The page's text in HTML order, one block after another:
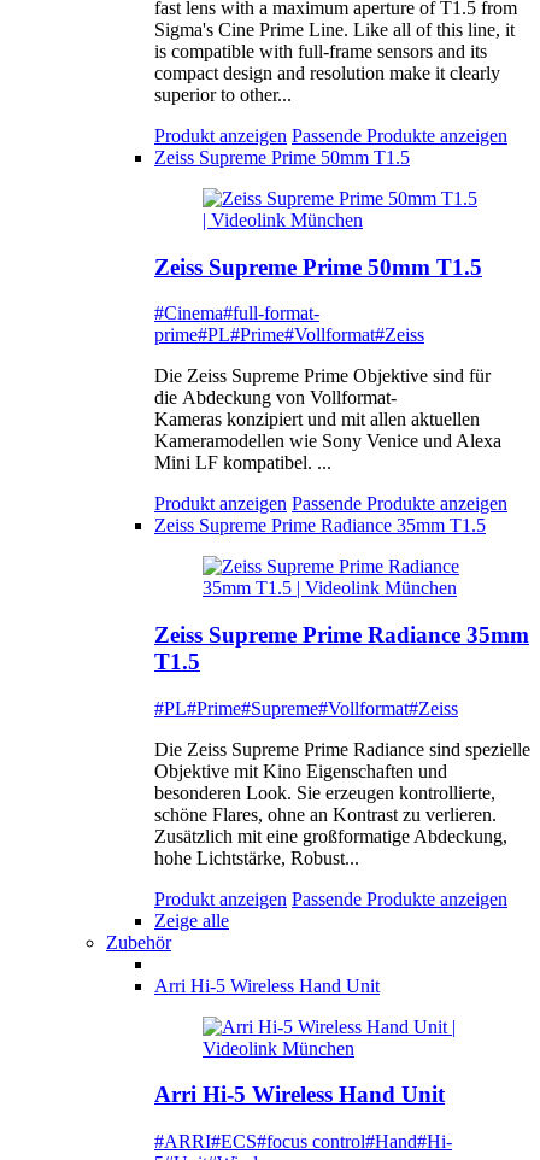
fast lens with a maximum aperture of T1.5 from
Sigma's Cine Prime Line. Like all of this line, it
is compatible with full-frame sensors and its
compact design and resolution make it clearly
superior to other...
Produkt anzeigen Passende Produkte anzeigen
Zeiss Supreme Prime 50mm T1.5
Zeiss Supreme Prime 50mm T1.5
#Cinema#full-format-
prime#PL#Prime#Vollformat#Zeiss
Die Zeiss Supreme Prime Objektive sind für
die Abdeckung von Vollformat-
Kameras konzipiert und mit allen aktuellen
Kameramodellen wie Sony Venice und Alexa
Mini LF kompatibel. ...
Produkt anzeigen Passende Produkte anzeigen
Zeiss Supreme Prime Radiance 35mm T1.5
Zeiss Supreme Prime Radiance 35mm
T1.5
#PL#Prime#Supreme#Vollformat#Zeiss
Die Zeiss Supreme Prime Radiance sind spezielle
Objektive mit Kino Eigenschaften und
besonderen Look. Sie erzeugen kontrollierte,
schöne Flares, ohne an Kontrast zu verlieren.
Zusätzlich mit eine großformatige Abdeckung,
hohe Lichtstärke, Robust...
Produkt anzeigen Passende Produkte anzeigen
Zeige alle
Zubehör
Arri Hi-5 Wireless Hand Unit
Arri Hi-5 Wireless Hand Unit
#ARRI#ECS#focus control#Hand#Hi-